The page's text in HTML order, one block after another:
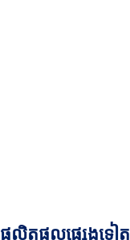
ផលិតផលផ្សេងទៀត